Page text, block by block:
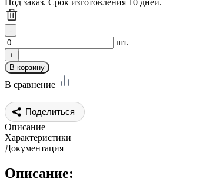
шт.
В сравнение
Поделиться
Описание
Характеристики
Документация
Описание: